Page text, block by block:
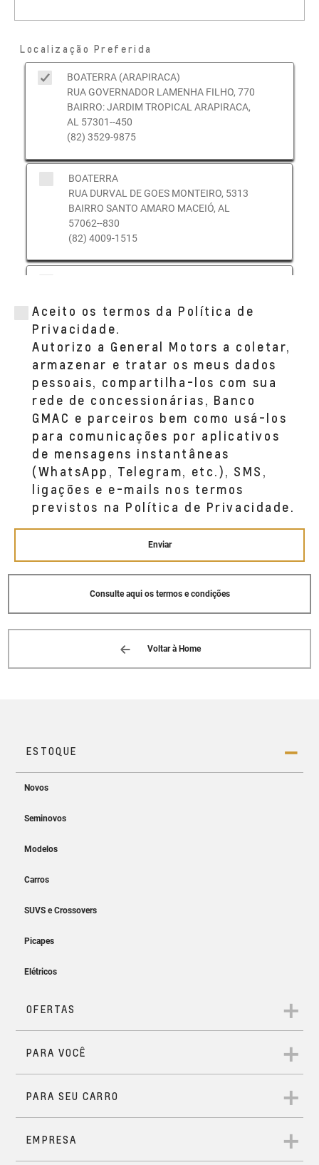
Localização Preferida
BOATERRA (ARAPIRACA)
RUA GOVERNADOR LAMENHA FILHO, 770
BAIRRO: JARDIM TROPICAL ARAPIRACA,
AL 57301--450
(82) 3529-9875
BOATERRA
RUA DURVAL DE GOES MONTEIRO, 5313
BAIRRO SANTO AMARO MACEIÓ, AL
57062--830
(82) 4009-1515
BAIRRO SANTA LUZIA PENEDO, AL 57200-
-000
(82) 3551-4466
BOATERRA (VIA EXPRESSA)
AV. MENINO MARCELO, SN, QD 10, LT 4
BAIRRO SERRARIA MACEIO, AL 57046--000
(82) 9994-7000
Aceito os termos da Política de
Privacidade.
Autorizo a General Motors a coletar,
armazenar e tratar os meus dados
pessoais, compartilha-los com sua
rede de concessionárias, Banco
GMAC e parceiros bem como usá-los
para comunicações por aplicativos
de mensagens instantâneas
(WhatsApp, Telegram, etc.), SMS,
ligações e e-mails nos termos
previstos na Política de Privacidade.
Enviar
Consulte aqui os termos e condições
Voltar à Home